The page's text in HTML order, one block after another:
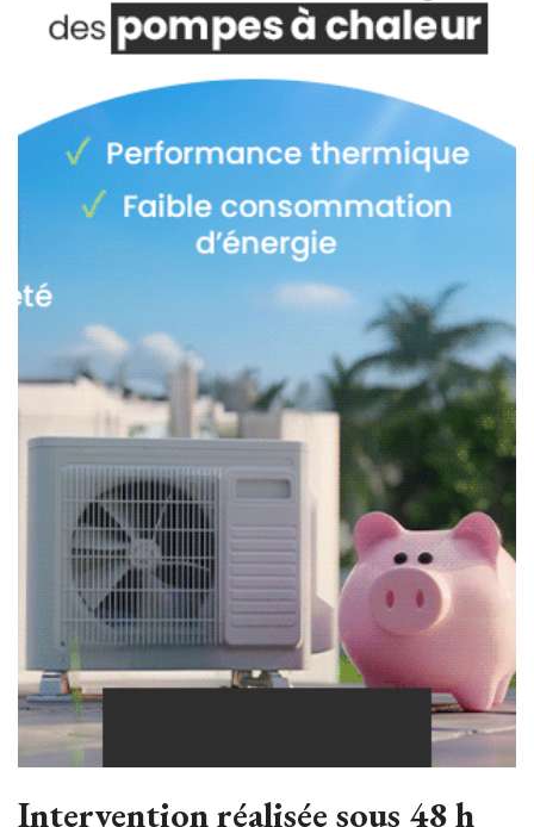
Intervention réalisée sous 48 h